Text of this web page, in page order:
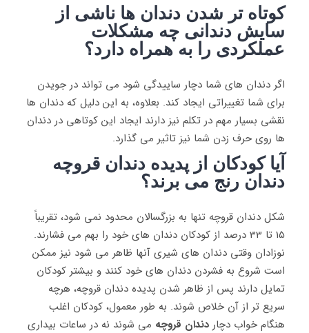
کوتاه ‌تر شدن دندان‌ ها ناشی از
سایش دندانی چه مشکلات
عملکردی را به همراه دارد؟
اگر دندان های شما دچار ساییدگی شود می تواند در جویدن
برای شما تغییراتی ایجاد کند. بعلاوه، به این دلیل که دندان ها
نقشی بسیار مهم در تکلم نیز دارند ایجاد این کوتاهی در دندان
ها روی حرف زدن شما نیز تاثیر می گذارد.
آیا کودکان از پدیده دندان قروچه
دندان رنج می برند؟
شکل دندان قروچه تنها به بزرگسالان محدود نمی شود، تقریباً
15 تا 33 درصد از کودکان دندان های خود را بهم می فشارند.
نوزادان وقتی دندان های شیری آنها ظاهر می شود نیز ممکن
است شروع به فشردن دندان های خود کنند و بیشتر کودکان
تمایل دارند پس از ظاهر شدن پدیده دندان قروچه، هرچه
سریع تر از آن خلاص شوند. به طور معمول، کودکان اغلب
هنگام خواب دچار دندان قروچه می شوند نه در ساعات بیداری